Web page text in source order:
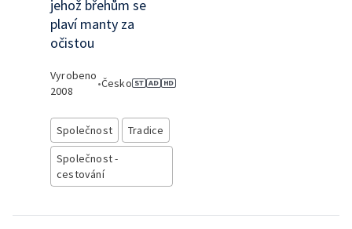
jehož břehům se
plaví manty za
očistou
Vyrobeno
2008
•Česko
Společnost
Tradice
Společnost -
cestování